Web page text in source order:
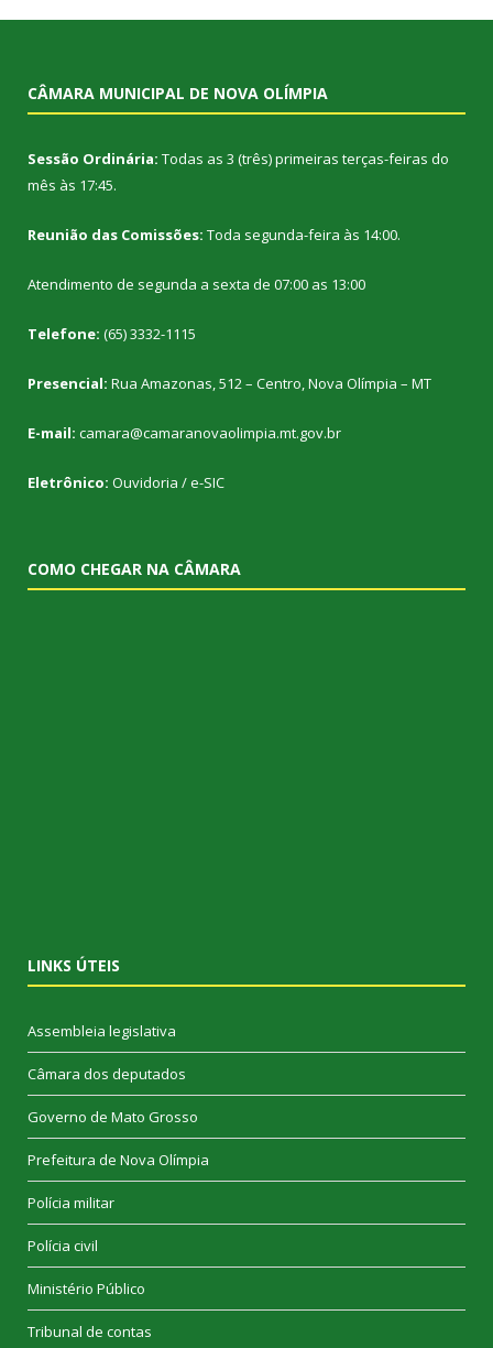
CÂMARA MUNICIPAL DE NOVA OLÍMPIA
Sessão Ordinária: Todas as 3 (três) primeiras terças-feiras do
mês às 17:45.
Reunião das Comissões: Toda segunda-feira às 14:00.
Atendimento de segunda a sexta de 07:00 as 13:00
Telefone: (65) 3332-1115
Presencial: Rua Amazonas, 512 – Centro, Nova Olímpia – MT
E-mail: camara@camaranovaolimpia.mt.gov.br
Eletrônico: Ouvidoria /e-SIC
COMO CHEGAR NA CÂMARA
LINKS ÚTEIS
Assembleia legislativa
Câmara dos deputados
Governo de Mato Grosso
Prefeitura de Nova Olímpia
Polícia militar
Polícia civil
Ministério Público
Tribunal de contas